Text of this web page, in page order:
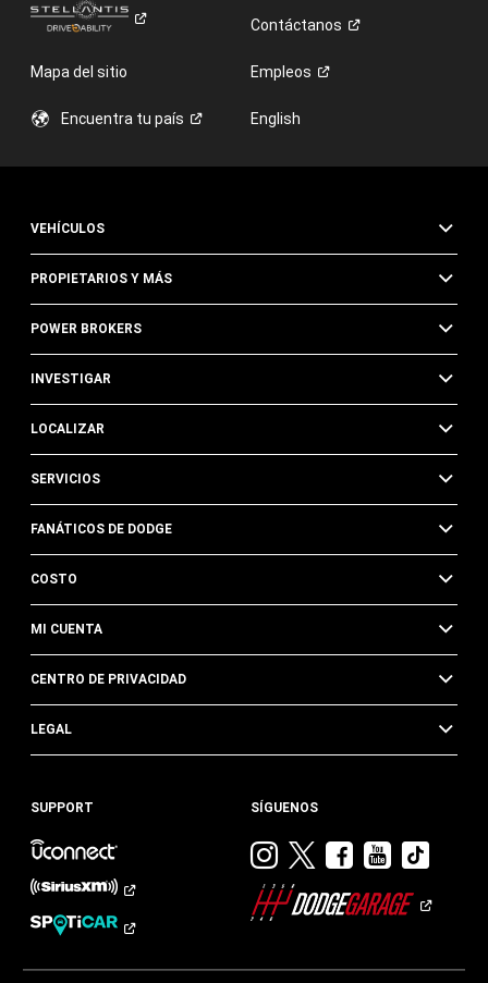
Contáctanos
Mapa del sitio Empleos
Encuentra tu país English
VEHÍCULOS
PROPIETARIOS Y MÁS
POWER BROKERS
INVESTIGAR
LOCALIZAR
SERVICIOS
FANÁTICOS DE DODGE
COSTO
MI CUENTA
CENTRO DE PRIVACIDAD
LEGAL
SUPPORT SÍGUENOS
Visitar
Dodge
en
Visitar
en
Visitar
en
Visitar
en en